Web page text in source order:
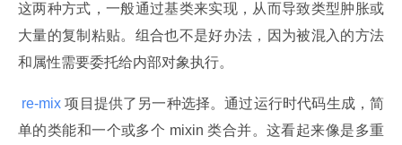
这两种方式，一般通过基类来实现，从而导致类型肿胀或
大量的复制粘贴。组合也不是好办法，因为被混入的方法
和属性需要委托给内部对象执行。
re-mix 项目提供了另一种选择。通过运行时代码生成，简
单的类能和一个或多个 mixin 类合并。这看起来像是多重